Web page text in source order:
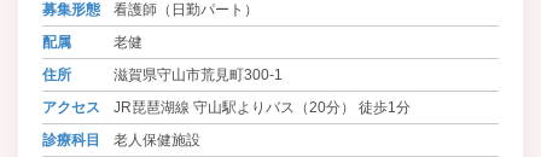
募集形態
看護師（日勤パート）
配属
老健
住所
滋賀県守山市荒見町300-1
アクセス
JR琵琶湖線 守山駅よりバス（20分） 徒歩1分
診療科目
老人保健施設